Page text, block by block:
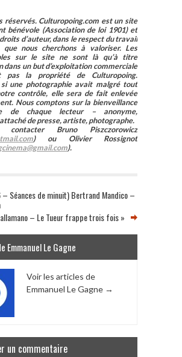
réservés. Culturopoing.com est un site
bénévole (Association de loi 1901) et
d’auteur, dans le respect du travail
que nous cherchons à valoriser. Les
sur le site ne sont là qu’à titre
dans un but d’exploitation commerciale
la propriété de Culturopoing.
si une photographie avait malgré tout
contrôle, elle sera de fait enlevée
Nous comptons sur la bienveillance
de chaque lecteur – anonyme,
de presse, artiste, photographe.
Bruno Piszczorowicz
) ou Olivier Rossignot
).
– Séances de minuit) Bertrand Mandico –
– Le Tueur frappe trois fois »
Emmanuel Le Gagne
Voir les articles de
Emmanuel Le Gagne →
un commentaire